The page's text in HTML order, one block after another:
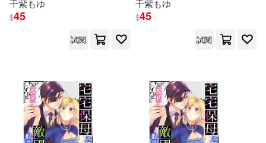
麻生千春(1) 黒柳美沙子(1)
本）岩尾美穂，（日本(1)
ﾛﾘｶﾜこれくしょん(1)
千紫もゆ
$45
試閱
千紫もゆ
$45
試閱